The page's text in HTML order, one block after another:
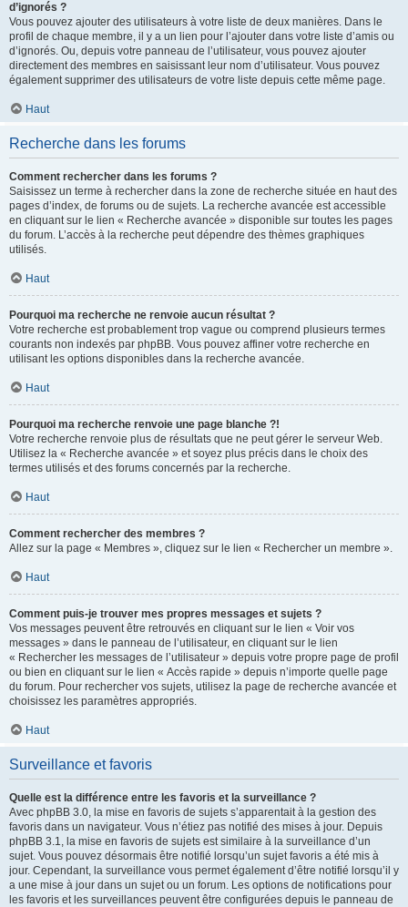
d’ignorés ?
Vous pouvez ajouter des utilisateurs à votre liste de deux manières. Dans le
profil de chaque membre, il y a un lien pour l’ajouter dans votre liste d’amis ou
d’ignorés. Ou, depuis votre panneau de l’utilisateur, vous pouvez ajouter
directement des membres en saisissant leur nom d’utilisateur. Vous pouvez
également supprimer des utilisateurs de votre liste depuis cette même page.
Haut
Recherche dans les forums
Comment rechercher dans les forums ?
Saisissez un terme à rechercher dans la zone de recherche située en haut des
pages d’index, de forums ou de sujets. La recherche avancée est accessible
en cliquant sur le lien « Recherche avancée » disponible sur toutes les pages
du forum. L’accès à la recherche peut dépendre des thèmes graphiques
utilisés.
Haut
Pourquoi ma recherche ne renvoie aucun résultat ?
Votre recherche est probablement trop vague ou comprend plusieurs termes
courants non indexés par phpBB. Vous pouvez affiner votre recherche en
utilisant les options disponibles dans la recherche avancée.
Haut
Pourquoi ma recherche renvoie une page blanche ?!
Votre recherche renvoie plus de résultats que ne peut gérer le serveur Web.
Utilisez la « Recherche avancée » et soyez plus précis dans le choix des
termes utilisés et des forums concernés par la recherche.
Haut
Comment rechercher des membres ?
Allez sur la page « Membres », cliquez sur le lien « Rechercher un membre ».
Haut
Comment puis-je trouver mes propres messages et sujets ?
Vos messages peuvent être retrouvés en cliquant sur le lien « Voir vos
messages » dans le panneau de l’utilisateur, en cliquant sur le lien
« Rechercher les messages de l’utilisateur » depuis votre propre page de profil
ou bien en cliquant sur le lien « Accès rapide » depuis n’importe quelle page
du forum. Pour rechercher vos sujets, utilisez la page de recherche avancée et
choisissez les paramètres appropriés.
Haut
Surveillance et favoris
Quelle est la différence entre les favoris et la surveillance ?
Avec phpBB 3.0, la mise en favoris de sujets s’apparentait à la gestion des
favoris dans un navigateur. Vous n’étiez pas notifié des mises à jour. Depuis
phpBB 3.1, la mise en favoris de sujets est similaire à la surveillance d’un
sujet. Vous pouvez désormais être notifié lorsqu’un sujet favoris a été mis à
jour. Cependant, la surveillance vous permet également d’être notifié lorsqu’il y
a une mise à jour dans un sujet ou un forum. Les options de notifications pour
les favoris et les surveillances peuvent être configurées depuis le panneau de